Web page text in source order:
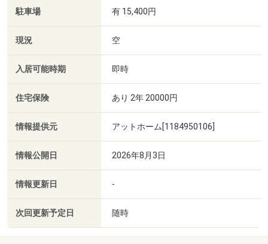
駐車場 有 15,400円
現況 空
入居可能時期 即時
住宅保険 あり 2年 20000円
情報提供元 アットホーム[1184950106]
情報公開日 2026年8月3日
情報更新日 -
次回更新予定日 随時